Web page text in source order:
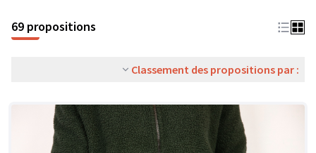
69 propositions
Classement des propositions par :